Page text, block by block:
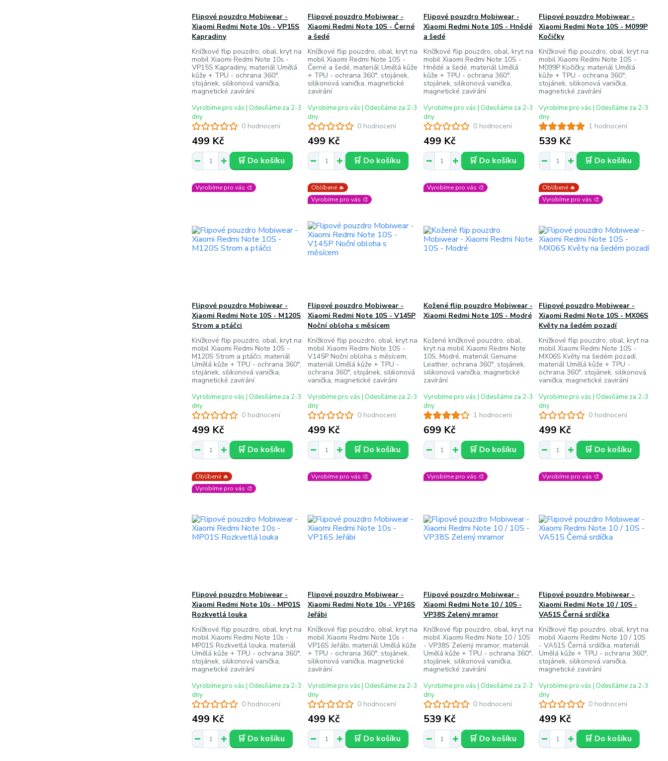
0 hodnocení
Flipové pouzdro Mobiwear -
Xiaomi Redmi Note 10s - VP15S
Kapradiny
Knížkové flip pouzdro, obal, kryt na
mobil Xiaomi Redmi Note 10s -
VP15S Kapradiny, materiál Umělá
kůže + TPU - ochrana 360°,
stojánek, silikonová vanička,
magnetické zavírání
499 Kč
Vyrobíme pro vás | Odesíláme za 2-3
dny
🛒 Do košíku
0 hodnocení
Flipové pouzdro Mobiwear -
Xiaomi Redmi Note 10S - Černé
a šedé
Knížkové flip pouzdro, obal, kryt na
mobil Xiaomi Redmi Note 10S -
Černé a šedé, materiál Umělá kůže
+ TPU - ochrana 360°, stojánek,
silikonová vanička, magnetické
zavírání
499 Kč
Vyrobíme pro vás | Odesíláme za 2-3
dny
🛒 Do košíku
0 hodnocení
Flipové pouzdro Mobiwear -
Xiaomi Redmi Note 10S - Hnědé
a šedé
Knížkové flip pouzdro, obal, kryt na
mobil Xiaomi Redmi Note 10S -
Hnědé a šedé, materiál Umělá
kůže + TPU - ochrana 360°,
stojánek, silikonová vanička,
magnetické zavírání
499 Kč
Vyrobíme pro vás | Odesíláme za 2-3
dny
🛒 Do košíku
1 hodnocení
Flipové pouzdro Mobiwear -
Xiaomi Redmi Note 10S - M099P
Kočičky
Knížkové flip pouzdro, obal, kryt na
mobil Xiaomi Redmi Note 10S -
M099P Kočičky, materiál Umělá
kůže + TPU - ochrana 360°,
stojánek, silikonová vanička,
magnetické zavírání
539 Kč
Vyrobíme pro vás | Odesíláme za 2-3
dny
🛒 Do košíku
Vyrobíme pro vás 🎨
0 hodnocení
Flipové pouzdro Mobiwear -
Xiaomi Redmi Note 10S - M120S
Strom a ptáčci
Knížkové flip pouzdro, obal, kryt na
mobil Xiaomi Redmi Note 10S -
M120S Strom a ptáčci, materiál
Umělá kůže + TPU - ochrana 360°,
stojánek, silikonová vanička,
magnetické zavírání
499 Kč
Vyrobíme pro vás | Odesíláme za 2-3
dny
🛒 Do košíku
Oblíbené 🔥
Vyrobíme pro vás 🎨
0 hodnocení
Flipové pouzdro Mobiwear -
Xiaomi Redmi Note 10S - V145P
Noční obloha s měsícem
Knížkové flip pouzdro, obal, kryt na
mobil Xiaomi Redmi Note 10S -
V145P Noční obloha s měsícem,
materiál Umělá kůže + TPU -
ochrana 360°, stojánek, silikonová
vanička, magnetické zavírání
499 Kč
Vyrobíme pro vás | Odesíláme za 2-3
dny
🛒 Do košíku
Vyrobíme pro vás 🎨
1 hodnocení
Kožené flip pouzdro Mobiwear -
Xiaomi Redmi Note 10S - Modré
Kožené knížkové pouzdro, obal,
kryt na mobil Xiaomi Redmi Note
10S, Modré, materiál Genuine
Leather, ochrana 360°, stojánek,
silikonová vanička, magnetické
zavírání
699 Kč
Vyrobíme pro vás | Odesíláme za 2-3
dny
🛒 Do košíku
Oblíbené 🔥
Vyrobíme pro vás 🎨
0 hodnocení
Flipové pouzdro Mobiwear -
Xiaomi Redmi Note 10S - MX06S
Květy na šedém pozadí
Knížkové flip pouzdro, obal, kryt na
mobil Xiaomi Redmi Note 10S -
MX06S Květy na šedém pozadí,
materiál Umělá kůže + TPU -
ochrana 360°, stojánek, silikonová
vanička, magnetické zavírání
499 Kč
Vyrobíme pro vás | Odesíláme za 2-3
dny
🛒 Do košíku
Oblíbené 🔥
Vyrobíme pro vás 🎨
0 hodnocení
Flipové pouzdro Mobiwear -
Xiaomi Redmi Note 10s - MP01S
Rozkvetlá louka
Knížkové flip pouzdro, obal, kryt na
mobil Xiaomi Redmi Note 10s -
MP01S Rozkvetlá louka, materiál
Umělá kůže + TPU - ochrana 360°,
stojánek, silikonová vanička,
magnetické zavírání
499 Kč
Vyrobíme pro vás | Odesíláme za 2-3
dny
🛒 Do košíku
Vyrobíme pro vás 🎨
0 hodnocení
Flipové pouzdro Mobiwear -
Xiaomi Redmi Note 10s - VP16S
Jeřábi
Knížkové flip pouzdro, obal, kryt na
mobil Xiaomi Redmi Note 10s -
VP16S Jeřábi, materiál Umělá kůže
+ TPU - ochrana 360°, stojánek,
silikonová vanička, magnetické
zavírání
499 Kč
Vyrobíme pro vás | Odesíláme za 2-3
dny
🛒 Do košíku
Vyrobíme pro vás 🎨
0 hodnocení
Flipové pouzdro Mobiwear -
Xiaomi Redmi Note 10 / 10S -
VP38S Zelený mramor
Knížkové flip pouzdro, obal, kryt na
mobil Xiaomi Redmi Note 10 / 10S
- VP38S Zelený mramor, materiál
Umělá kůže + TPU - ochrana 360°,
stojánek, silikonová vanička,
magnetické zavírání
539 Kč
Vyrobíme pro vás | Odesíláme za 2-3
dny
🛒 Do košíku
Vyrobíme pro vás 🎨
0 hodnocení
Flipové pouzdro Mobiwear -
Xiaomi Redmi Note 10 / 10S -
VA51S Černá srdíčka
Knížkové flip pouzdro, obal, kryt na
mobil Xiaomi Redmi Note 10 / 10S
- VA51S Černá srdíčka, materiál
Umělá kůže + TPU - ochrana 360°,
stojánek, silikonová vanička,
magnetické zavírání
499 Kč
Vyrobíme pro vás | Odesíláme za 2-3
dny
🛒 Do košíku